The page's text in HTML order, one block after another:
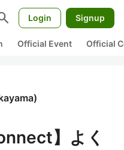
Login Signup
Official Event Official
)
】よく